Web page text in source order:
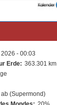
- 00:03
Erde: 363.301 km
(Supermond)